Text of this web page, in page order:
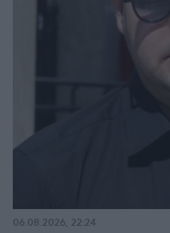
06.08.2026, 22:24